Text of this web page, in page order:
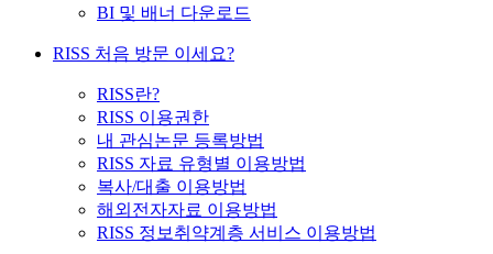
BI 및 배너 다운로드
RISS 처음 방문 이세요?
RISS란?
RISS 이용권한
내 관심논문 등록방법
RISS 자료 유형별 이용방법
복사/대출 이용방법
해외전자자료 이용방법
RISS 정보취약계층 서비스 이용방법